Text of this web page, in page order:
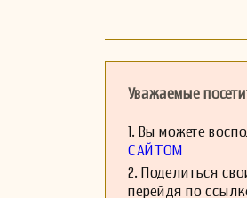
Уважаемые
1. Вы можете
САЙТОМ
2. Поделиться
перейдя по